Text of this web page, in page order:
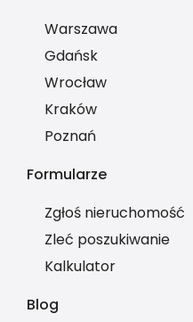
Warszawa
Gdańsk
Wrocław
Kraków
Poznań
Formularze
Zgłoś nieruchomość
Zleć poszukiwanie
Kalkulator
Blog